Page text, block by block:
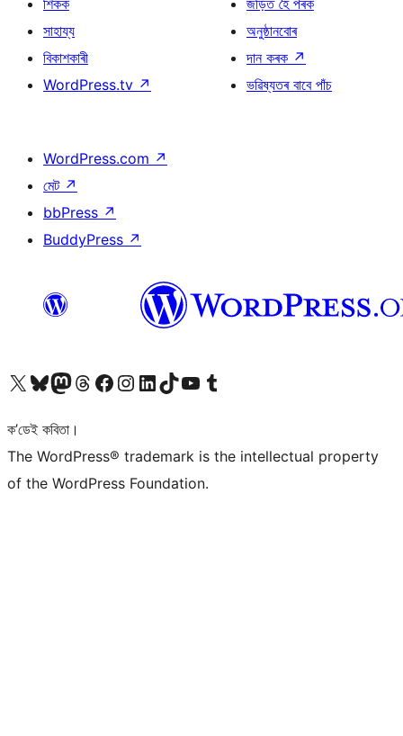
শিকক
সাহায্য
বিকাশকাৰী
WordPress.tv ↗
জড়িত হৈ পৰক
অনুষ্ঠানবোৰ
দান কৰক ↗
ভৱিষ্যতৰ বাবে পাঁচ
WordPress.com ↗
মেট ↗
bbPress ↗
BuddyPress ↗
আমাৰ X (আগৰ Twitter) একাউণ্টলৈ যাওকআমাৰ Bluesky একাউণ্টলৈ যাওকআমাৰ Mastodon একাউণ্টলৈ যাওকআমাৰ Threads একাউণ্টলৈ যাওকআমাৰ Facebook পৃষ্ঠালৈ যাওকআমাৰ Instagram একাউণ্টলৈ যাওকআমাৰ LinkedIn একাউণ্টলৈ যাওকআমাৰ TikTok একাউণ্টলৈ যাওকআমাৰ YouTube চেনেললৈ যাওকআমাৰ Tumblr একাউণ্টলৈ যাওক
ক’ডেই কবিতা।
The WordPress® trademark is the intellectual property
of the WordPress Foundation.